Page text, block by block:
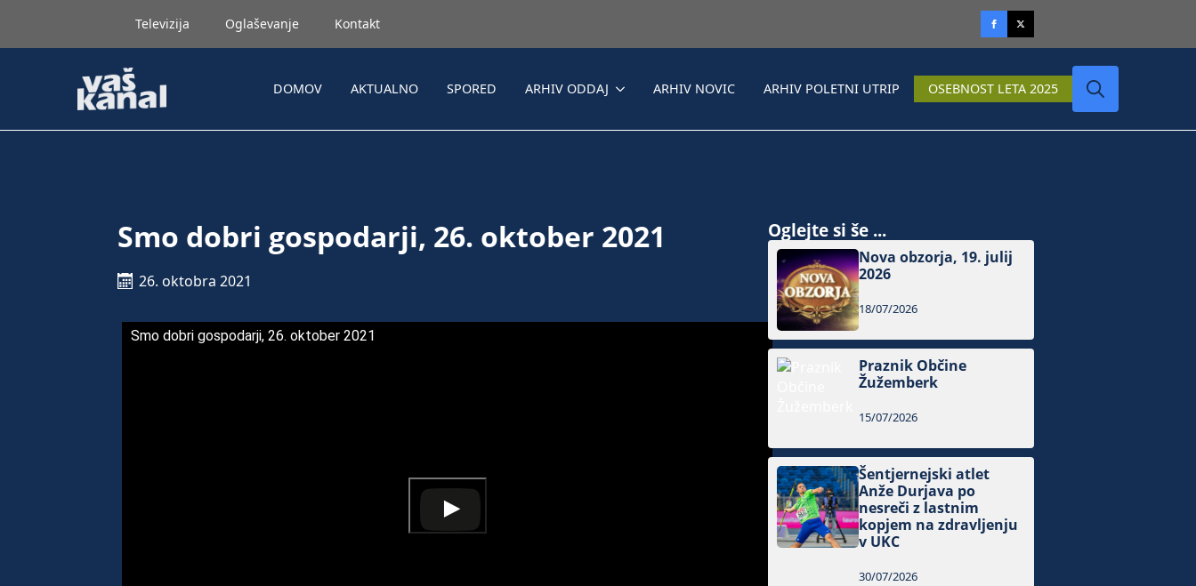
Televizija Oglaševanje Kontakt
DOMOV AKTUALNO SPORED ARHIV ODDAJ ARHIV NOVIC ARHIV POLETNI UTRIP OSEBNOST LETA 2025
Smo dobri gospodarji, 26. oktober 2021
26. oktobra 2021
Smo dobri gospodarji, 26. oktober 2021
Oglejte si še ...
Nova obzorja, 19. julij
2026
18/07/2026
Praznik Občine
Žužemberk
15/07/2026
Šentjernejski atlet
Anže Durjava po
nesreči z lastnim
kopjem na zdravljenju
v UKC
30/07/2026